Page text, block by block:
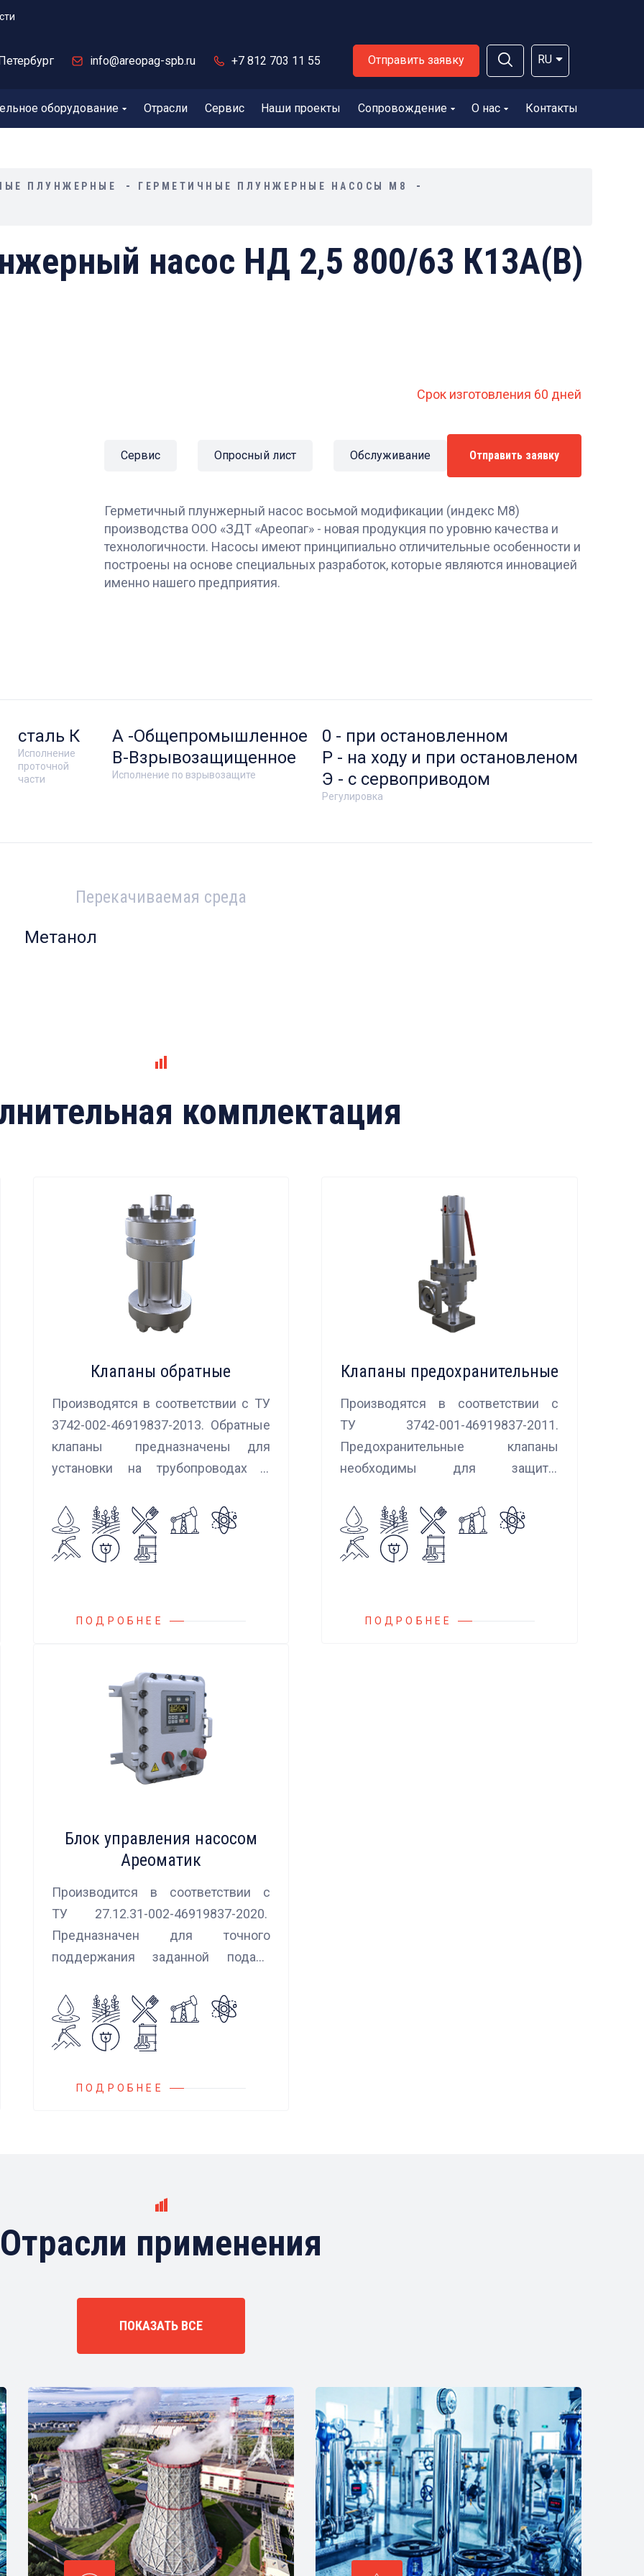
info@areopag-spb.ru +7 812 703 11 55 Отправить заявку RU
оборудование Отрасли Сервис Наши проекты Сопровождение О нас Контакты
ПЛУНЖЕРНЫЕ ГЕРМЕТИЧНЫЕ ПЛУНЖЕРНЫЕ НАСОСЫ М8
насос НД 2,5 800/63 К13А(В)
Срок изготовления 60 дней
Сервис Опросный лист Обслуживание Отправить заявку
Герметичный плунжерный насос восьмой модификации (индекс М8)
производства ООО «ЗДТ «Ареопаг» - новая продукция по уровню качества и
технологичности. Насосы имеют принципиально отличительные особенности и
построены на основе специальных разработок, которые являются инновацией
именно нашего предприятия.
Исполнение
проточной
части
сталь К
Исполнение по взрывозащите
А -Общепромышленное
В-Взрывозащищенное
Регулировка
0 - при остановленном
Р - на ходу и при остановленом
Э - с сервоприводом
Перекачиваемая среда
Метанол
комплектация
Клапаны обратные
Производятся в соответствии с ТУ
3742-002-46919837-2013. Обратные
клапаны предназначены для
установки на трубопроводах с
потока нейтральных и агрессивных
жидкостей, эмульсий, суспензий и
пропуска их в прямом
ПОДРОБНЕЕ
Клапаны предохранительные
Производятся в соответствии с
ТУ 3742-001-46919837-2011.
Предохранительные клапаны
необходимы для защиты
случаях аварийного повышения
давления, путем сброса среды в
систему низкого давления.
ПОДРОБНЕЕ
Блок управления насосом
Ареоматик
Производится в соответствии с
ТУ 27.12.31-002-46919837-2020.
Предназначен для точного
поддержания заданной подачи
встроенных алгоритмов
управления.
Блок управления Ареоматик
российских и иностранных
ПОДРОБНЕЕ
Отрасли применения
ПОКАЗАТЬ ВСЕ